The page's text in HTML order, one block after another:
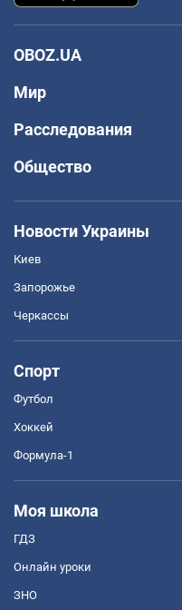
OBOZ.UA
Мир
Расследования
Общество
Новости Украины
Киев
Запорожье
Черкассы
Спорт
Футбол
Хоккей
Формула-1
Моя школа
ГДЗ
Онлайн уроки
ЗНО